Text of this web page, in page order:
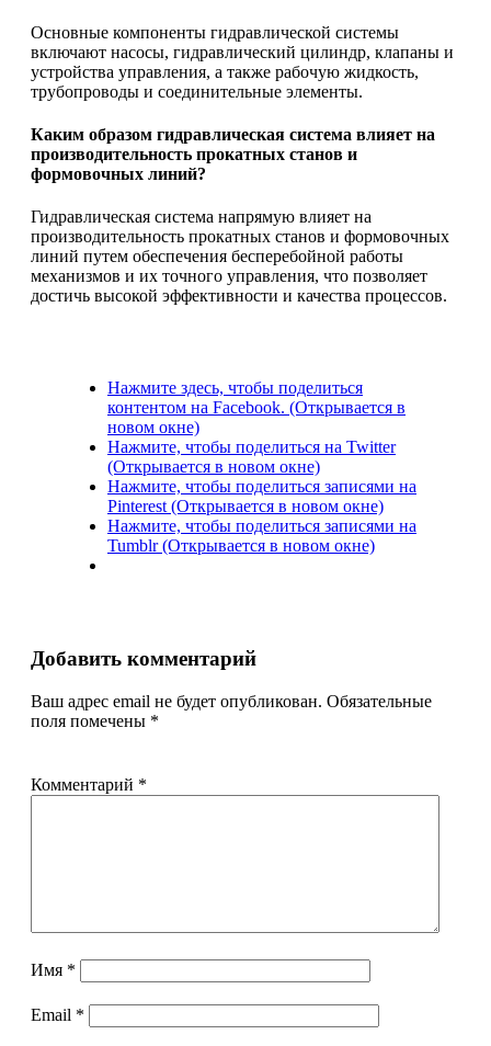
Основные компоненты гидравлической системы
включают насосы, гидравлический цилиндр, клапаны и
устройства управления, а также рабочую жидкость,
трубопроводы и соединительные элементы.
Каким образом гидравлическая система влияет на
производительность прокатных станов и
формовочных линий?
Гидравлическая система напрямую влияет на
производительность прокатных станов и формовочных
линий путем обеспечения бесперебойной работы
механизмов и их точного управления, что позволяет
достичь высокой эффективности и качества процессов.
Нажмите здесь, чтобы поделиться
контентом на Facebook. (Открывается в
новом окне)
Нажмите, чтобы поделиться на Twitter
(Открывается в новом окне)
Нажмите, чтобы поделиться записями на
Pinterest (Открывается в новом окне)
Нажмите, чтобы поделиться записями на
Tumblr (Открывается в новом окне)
Добавить комментарий
Ваш адрес email не будет опубликован. Обязательные
поля помечены *
Комментарий *
Имя *
Email *